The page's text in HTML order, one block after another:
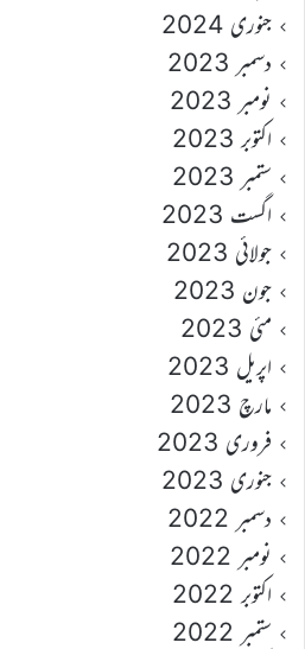
جنوری 2024
دسمبر 2023
نومبر 2023
اکتوبر 2023
ستمبر 2023
اگست 2023
جولائی 2023
جون 2023
مئی 2023
اپریل 2023
مارچ 2023
فروری 2023
جنوری 2023
دسمبر 2022
نومبر 2022
اکتوبر 2022
ستمبر 2022